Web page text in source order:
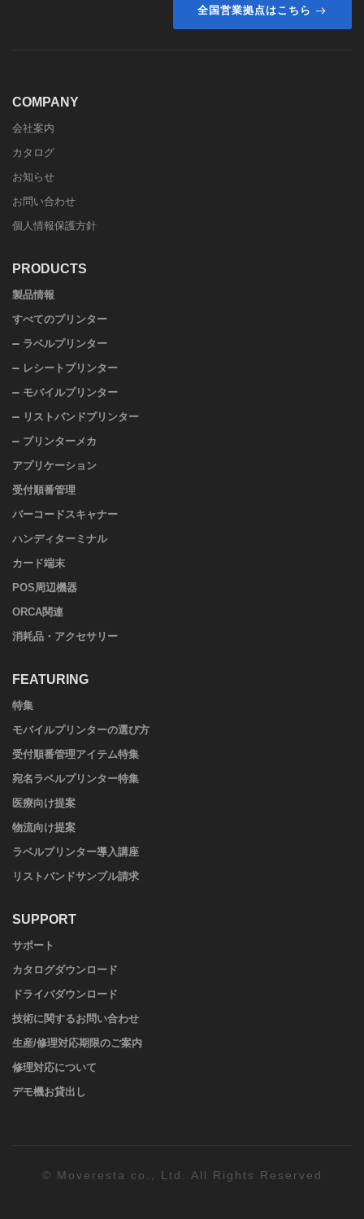
全国営業拠点はこちら
COMPANY
会社案内
カタログ
お知らせ
お問い合わせ
個人情報保護方針
PRODUCTS
製品情報
すべてのプリンター
ラベルプリンター
レシートプリンター
モバイルプリンター
リストバンドプリンター
プリンターメカ
アプリケーション
受付順番管理
バーコードスキャナー
ハンディターミナル
カード端末
POS周辺機器
ORCA関連
消耗品・アクセサリー
FEATURING
特集
モバイルプリンターの選び方
受付順番管理アイテム特集
宛名ラベルプリンター特集
医療向け提案
物流向け提案
ラベルプリンター導入講座
リストバンドサンプル請求
SUPPORT
サポート
カタログダウンロード
ドライバダウンロード
技術に関するお問い合わせ
生産/修理対応期限のご案内
修理対応について
デモ機お貸出し
© Moveresta co., Ltd. All Rights Reserved